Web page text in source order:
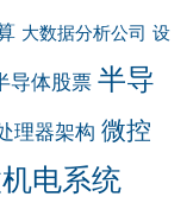
大数据分析公司 设
导体股票 半导
理器架构 微控
电系统